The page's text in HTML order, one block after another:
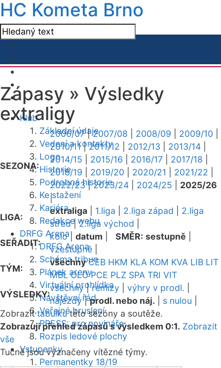
HC Kometa Brno
Klub
Základní údaje
Vedení a kontakty
Logo
Historie
Podrobná historie
Ke stažení
Kariéra
Redakce webu
DRFG Arena
DRFG Arena
Schéma tribun
Plánek areny
Virtuální prohlídka
Návštěvní řád
Veřejné bruslení
PRESS: pro novináře
Rozpis ledové plochy
Vstupenky
Permanentky 18/19
Zápasy » Výsledky
extraligy
SEZONA:
2006/07|2007/08 2008/09 2009/10
2010/11|2011/12 2012/13 2013/14
2014/15
2015/16 2016/17 2017/18
2018/19
2019/20 2020/21 2021/22
2022/23|2023/24 2024/25
2025/26
|
LIGA:
extraliga 1.liga 2.liga západ
2.liga
střed|2.liga východ
SEŘADIT:
kolo| datum SMĚR: sestupně
vzestupně
TÝM:
všechny CEB HKM KLA KOM KVA LIB LIT
MBL OLO PCE PLZ SPA TRI VIT
VÝSLEDKY:
všechny|remízy výhry v prodl.
nájezdy|prodl. nebo náj. s nulou
Zobrazittabulkutéto sezóny a soutěže.
Zobrazuji přehled zápasů s výsledkem 0:1. Zobrazit
vše
Tučně jsou vyznačeny vítězné týmy.